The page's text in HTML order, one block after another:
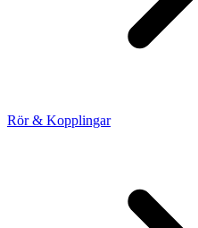
Rör & Kopplingar